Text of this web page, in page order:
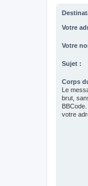
Votre
Votre
Sujet :
Corps
Le
brut,
votre